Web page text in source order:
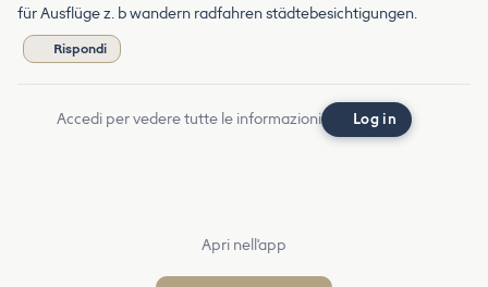
für Ausflüge z. b wandern radfahren städtebesichtigungen.
Rispondi
Accedi per vedere tutte le informazioni Log in
Apri nell'app